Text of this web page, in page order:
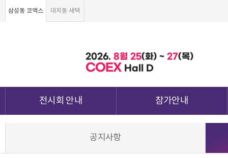
삼성동 코엑스 대치동 세텍
2026. 8월 25(화) ~ 27(목)
COEX Hall D
전시회 안내 참가안내
공지사항